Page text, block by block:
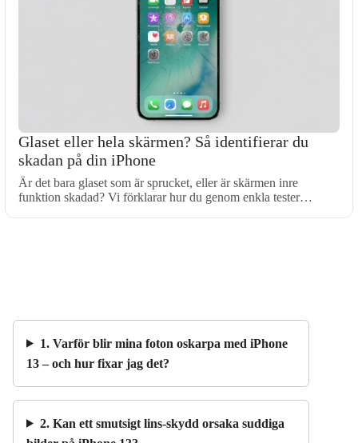
Glaset eller hela skärmen? Så identifierar du
skadan på din iPhone
Är det bara glaset som är sprucket, eller är skärmen inre
funktion skadad? Vi förklarar hur du genom enkla tester…
1. Varför blir mina foton oskarpa med iPhone
13 – och hur fixar jag det?
2. Kan ett smutsigt lins-skydd orsaka suddiga